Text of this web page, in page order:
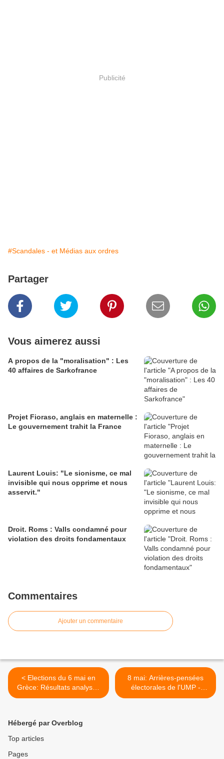
Publicité
#Scandales - et Médias aux ordres
Partager
Vous aimerez aussi
A propos de la "moralisation" : Les
40 affaires de Sarkofrance
Projet Fioraso, anglais en maternelle :
Le gouvernement trahit la France
Laurent Louis: "Le sionisme, ce mal
invisible qui nous opprime et nous
asservit."
Droit. Roms : Valls condamné pour
violation des droits fondamentaux
Commentaires
Ajouter un commentaire
< Elections du 6 mai en
Grèce: Résultats analysés
par Gérard Filoche
8 mai: Arrières-pensées
électorales de l'UMP -
Reconquête du pouvoir ? >
Hébergé par Overblog
Top articles
Pages